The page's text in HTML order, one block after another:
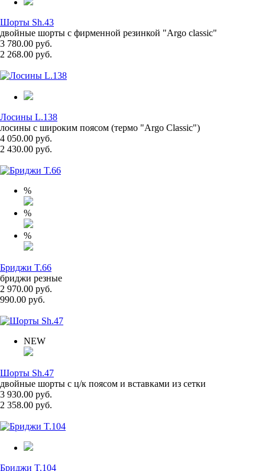
Шорты Sh.43
двойные шорты с фирменной резинкой "Argo classic"
3 780.00 руб.
2 268.00 руб.
Лосины L.138
лосины с широким поясом (термо "Argo Classic")
4 050.00 руб.
2 430.00 руб.
%
%
%
Бриджи T.66
бриджи резные
2 970.00 руб.
990.00 руб.
NEW
Шорты Sh.47
двойные шорты с ц/к поясом и вставками из сетки
3 930.00 руб.
2 358.00 руб.
Бриджи T.104